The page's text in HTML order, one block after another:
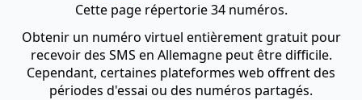
Cette page répertorie 34 numéros.
Obtenir un numéro virtuel entièrement gratuit pour
recevoir des SMS en Allemagne peut être difficile.
Cependant, certaines plateformes web offrent des
périodes d'essai ou des numéros partagés.